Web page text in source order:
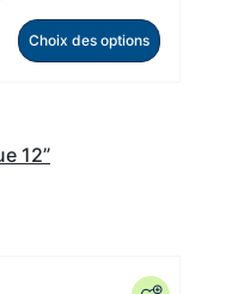
Choix des options
12”